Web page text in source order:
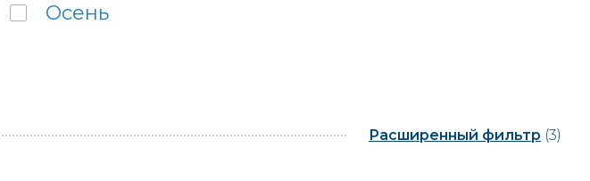
Осень
Расширенный фильтр (3)